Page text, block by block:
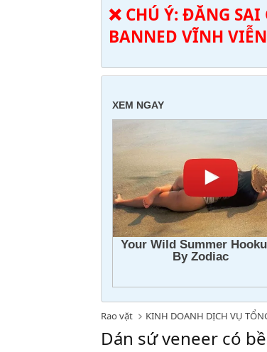
❌ CHÚ Ý: ĐĂNG
BANNED VĨNH VIỄN
Rao vặt KINH DOANH DỊCH VỤ
Dán sứ veneer có